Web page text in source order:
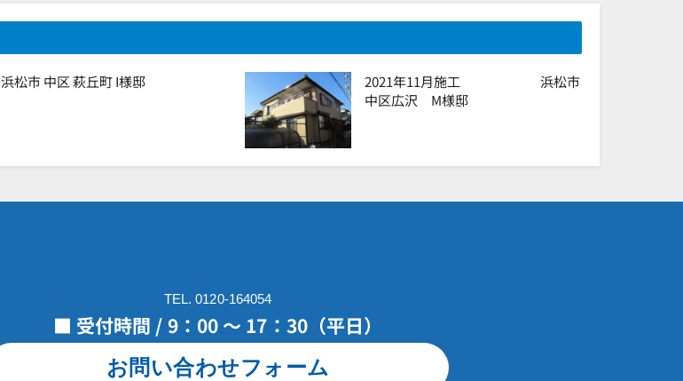
浜松市 中区 萩丘町 I様邸
2021年11月施工 浜松市
中区広沢 M様邸
TEL. 0120-164054
■ 受付時間 / 9：00 ～ 17：30（平日）
お問い合わせフォーム